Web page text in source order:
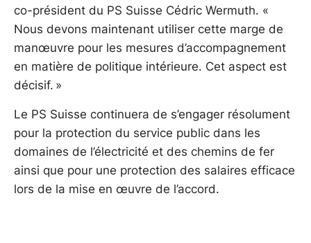
co-président du PS Suisse Cédric Wermuth. «
Nous devons maintenant utiliser cette marge de
manœuvre pour les mesures d’accompagnement
en matière de politique intérieure. Cet aspect est
décisif. »
Le PS Suisse continuera de s’engager résolument
pour la protection du service public dans les
domaines de l’électricité et des chemins de fer
ainsi que pour une protection des salaires efficace
lors de la mise en œuvre de l’accord.